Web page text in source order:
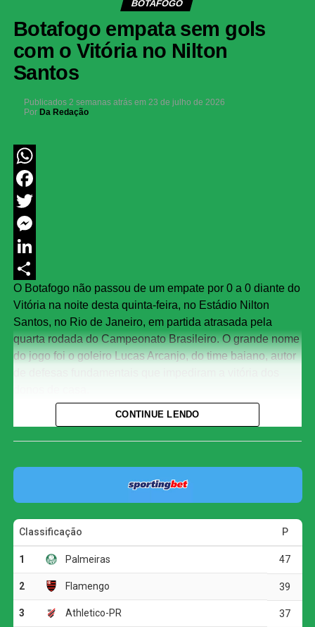
BOTAFOGO
Botafogo empata sem gols
com o Vitória no Nilton
Santos
Publicados 2 semanas atrás em 23 de julho de 2026
Por Da Redação
WhatsApp
Facebook
Twitter
Messenger
LinkedIn
Share
O Botafogo não passou de um empate por 0 a 0 diante do
Vitória na noite desta quinta-feira, no Estádio Nilton
Santos, no Rio de Janeiro, em partida atrasada pela
quarta rodada do Campeonato Brasileiro. O grande nome
do jogo foi o goleiro Lucas Arcanjo, do time baiano, autor
O resultado deixou as duas equipes em situação muito
posição e o baiano em 11º. Com isso, ambos
ultrapassaram São Paulo e Atlético-MG, que aparecem
logo abaixo, com 25 pontos cada.
O primeiro tempo foi movimentado e o Botafogo teve a
iniciativa, criando as chances mais claras da etapa inicial.
Aos 12 minutos, Arthur Cabral finalizou de dentro da área
e exigiu ótima intervenção de Lucas Arcanjo. Pouco
depois, aos 19, o goleiro voltou a aparecer, dessa vez
defendendo chute rasteiro de Matheus Martins e
CONTINUE LENDO